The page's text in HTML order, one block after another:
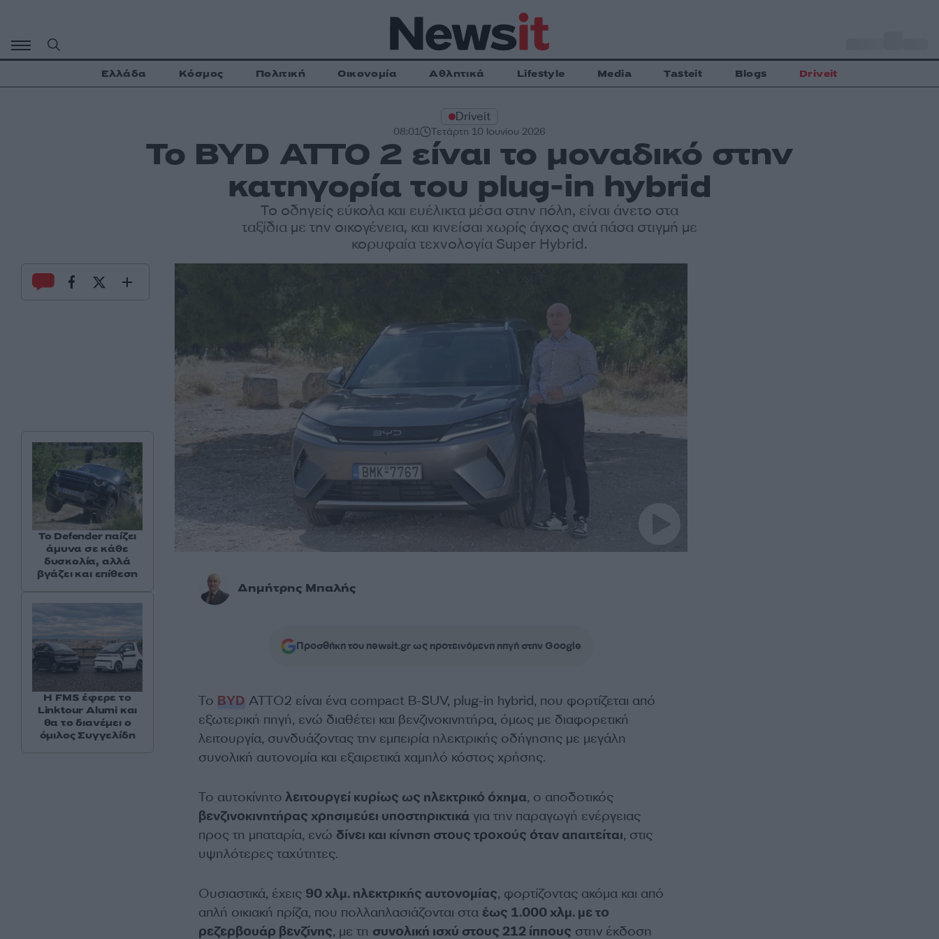
περιεχόμενο
Ελλάδα Κόσμος Πολιτική Οικονομία Αθλητικά Lifestyle Media Tasteit Blogs Driveit
Driveit
08:01 Τετάρτη 10 Ιουνίου 2026
Το BYD ΑΤΤΟ 2 είναι το μοναδικό στην
κατηγορία του plug-in hybrid
Το οδηγείς εύκολα και ευέλικτα μέσα στην πόλη, είναι άνετο στα
ταξίδια με την οικογένεια, και κινείσαι χωρίς άγχος ανά πάσα στιγμή με
κορυφαία τεχνολογία Super Hybrid.
Δημήτρης Μπαλής
Προσθήκη του newsit.gr ως προτεινόμενη πηγή στην Google
Το BYD ATTO2 είναι ένα compact B-SUV, plug-in hybrid, που φορτίζεται από
εξωτερική πηγή, ενώ διαθέτει και βενζινοκινητήρα, όμως με διαφορετική
λειτουργία, συνδυάζοντας την εμπειρία ηλεκτρικής οδήγησης με μεγάλη
συνολική αυτονομία και εξαιρετικά χαμηλό κόστος χρήσης.
Το αυτοκίνητο λειτουργεί κυρίως ως ηλεκτρικό όχημα, ο αποδοτικός
βενζινοκινητήρας χρησιμεύει υποστηρικτικάγια την παραγωγή ενέργειας
προς τη μπαταρία, ενώ δίνει και κίνηση στους τροχούς όταν απαιτείται, στις
υψηλότερες ταχύτητες.
Ουσιαστικά, έχεις 90 χλμ. ηλεκτρικής αυτονομίας, φορτίζοντας ακόμα και από
απλή οικιακή πρίζα, που πολλαπλασιάζονται στα έως 1.000 χλμ. με το
ρεζερβουάρ βενζίνης, με τη συνολική ισχύ στους 212 ίππους στην έκδοση
Το Defender παίζει
άμυνα σε κάθε
δυσκολία, αλλά
βγάζει και επίθεση
Η FMS έφερε το
Linktour Alumi και
θα το διανέμει ο
όμιλος Συγγελίδη